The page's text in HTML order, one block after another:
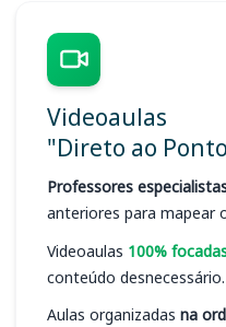
Videoaulas
"Direto ao
Professores
anteriores para mapear
Videoaulas 100%
conteúdo desnecessário.
Aulas organizadas na